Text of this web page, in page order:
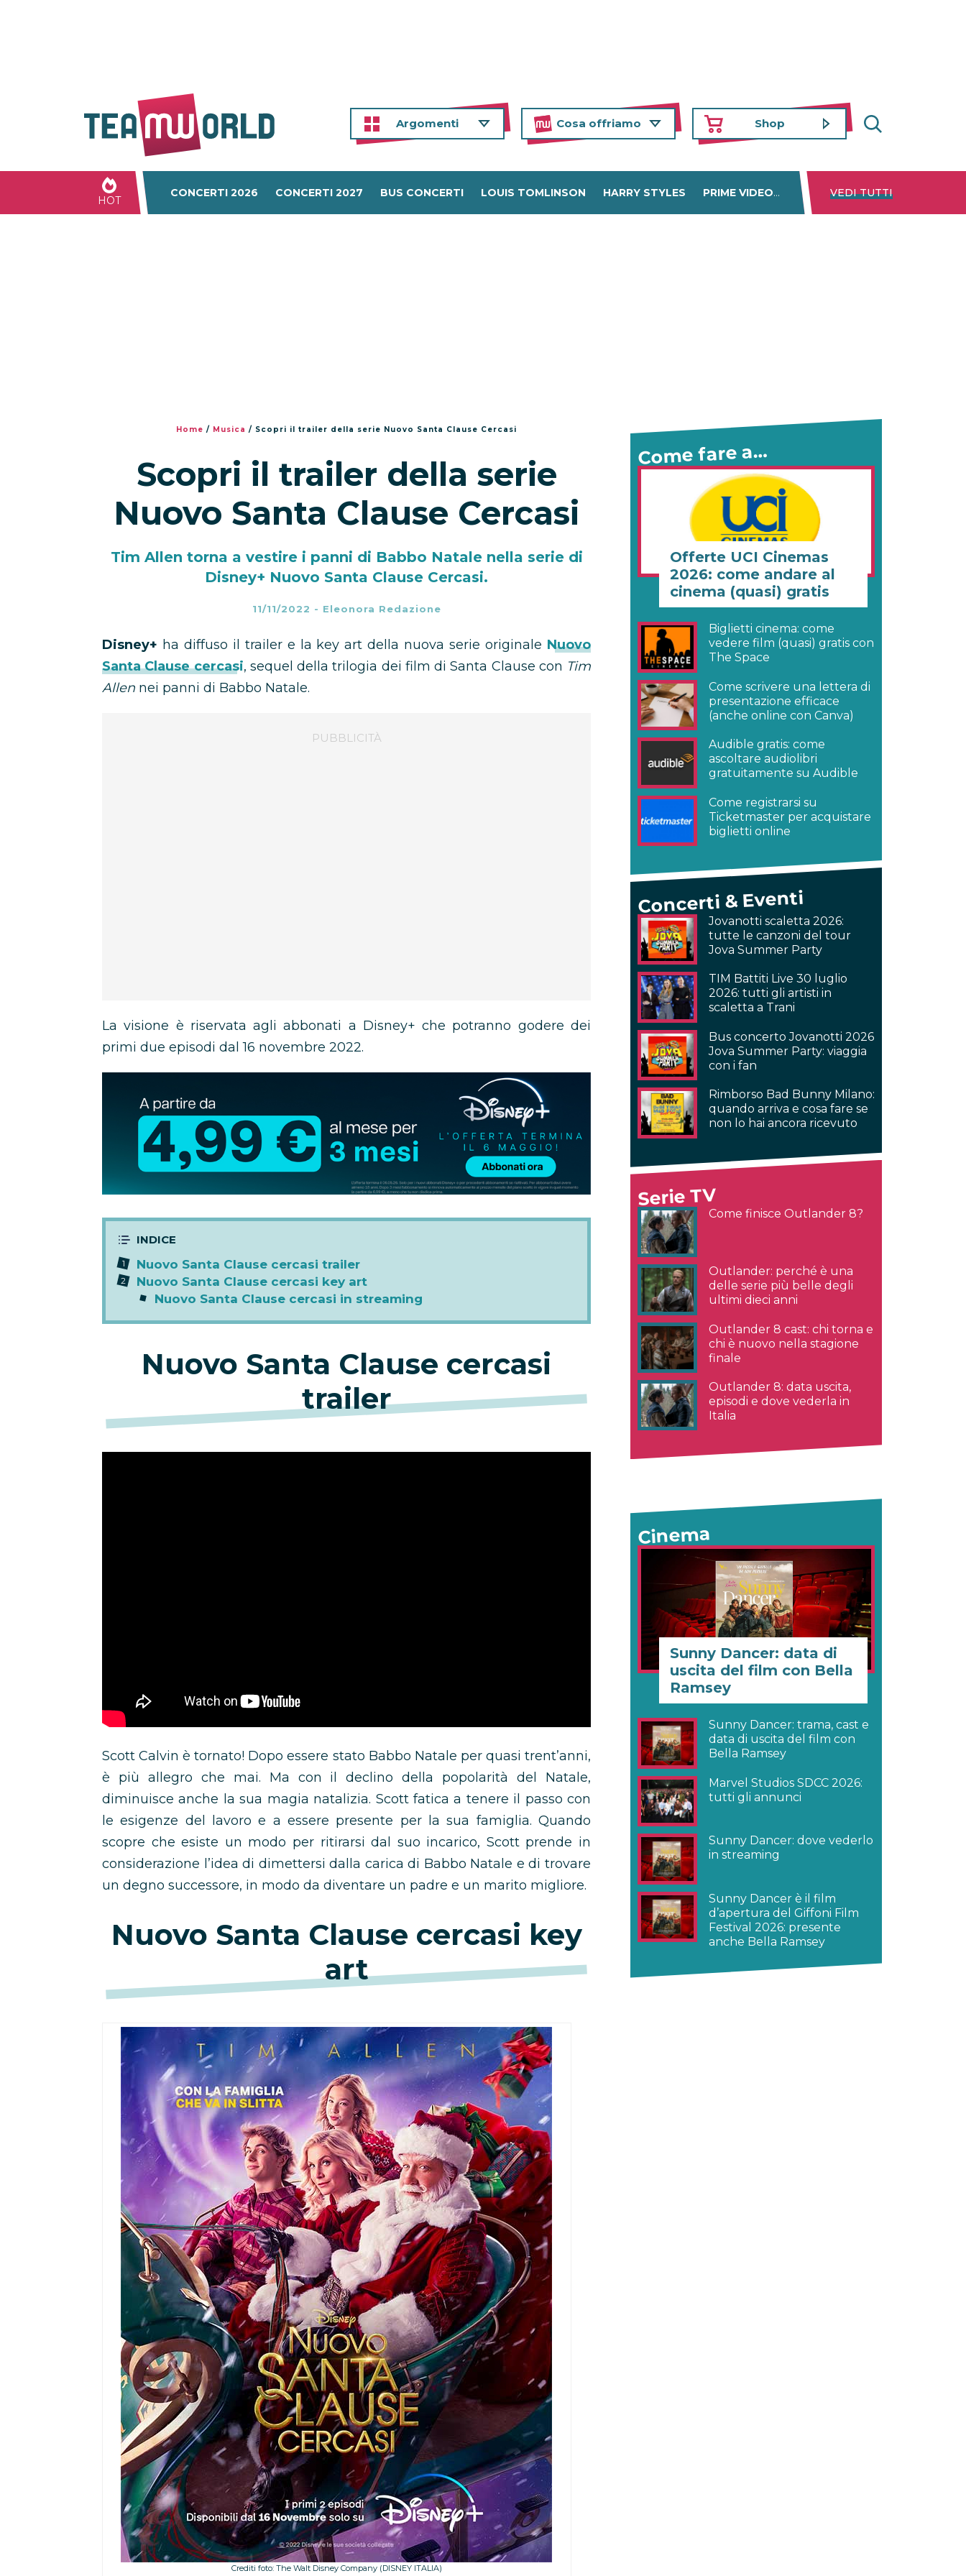
Argomenti Cosa offriamo Shop
HOT
CONCERTI 2026 CONCERTI 2027 BUS CONCERTI LOUIS TOMLINSON HARRY STYLES PRIME VIDEO DISNEY+ NETFLIX
VEDI TUTTI
Home / Musica / Scopri il trailer della serie Nuovo Santa Clause Cercasi
Scopri il trailer della serie
Nuovo Santa Clause Cercasi
Tim Allen torna a vestire i panni di Babbo Natale nella serie di
Disney+ Nuovo Santa Clause Cercasi.
11/11/2022 - Eleonora Redazione
Disney+ ha diffuso il trailer e la key art della nuova serie originale Nuovo
Santa Clause cercasi, sequel della trilogia dei film di Santa Clause con Tim
Allen nei panni di Babbo Natale.
La visione è riservata agli abbonati a Disney+ che potranno godere dei
primi due episodi dal 16 novembre 2022.
Disney+
promozione
Nuovo Santa Clause cercasi trailer
Nuovo Santa Clause cercasi key art
Nuovo Santa Clause cercasi in streaming
Nuovo Santa Clause cercasi
trailer
Scott Calvin è tornato! Dopo essere stato Babbo Natale per quasi trent’anni,
è più allegro che mai. Ma con il declino della popolarità del Natale,
diminuisce anche la sua magia natalizia. Scott fatica a tenere il passo con
le esigenze del lavoro e a essere presente per la sua famiglia. Quando
scopre che esiste un modo per ritirarsi dal suo incarico, Scott prende in
considerazione l’idea di dimettersi dalla carica di Babbo Natale e di trovare
un degno successore, in modo da diventare un padre e un marito migliore.
Nuovo Santa Clause cercasi key
art
Crediti foto: The Walt Disney Company (DISNEY ITALIA)
Come fare a…
Offerte UCI Cinemas
2026: come andare al
cinema (quasi) gratis
Biglietti cinema: come
vedere film (quasi) gratis con
The Space
Come scrivere una lettera di
presentazione efficace
(anche online con Canva)
Audible gratis: come
ascoltare audiolibri
gratuitamente su Audible
Come registrarsi su
Ticketmaster per acquistare
biglietti online
Concerti & Eventi
Jovanotti scaletta 2026:
tutte le canzoni del tour
Jova Summer Party
TIM Battiti Live 30 luglio
2026: tutti gli artisti in
scaletta a Trani
Bus concerto Jovanotti 2026
Jova Summer Party: viaggia
con i fan
Rimborso Bad Bunny Milano:
quando arriva e cosa fare se
non lo hai ancora ricevuto
Serie TV
Come finisce Outlander 8?
Outlander: perché è una
delle serie più belle degli
ultimi dieci anni
Outlander 8 cast: chi torna e
chi è nuovo nella stagione
finale
Outlander 8: data uscita,
episodi e dove vederla in
Italia
Cinema
Sunny Dancer: data di
uscita del film con Bella
Ramsey
Sunny Dancer: trama, cast e
data di uscita del film con
Bella Ramsey
Marvel Studios SDCC 2026:
tutti gli annunci
Sunny Dancer: dove vederlo
in streaming
Sunny Dancer è il film
d’apertura del Giffoni Film
Festival 2026: presente
anche Bella Ramsey